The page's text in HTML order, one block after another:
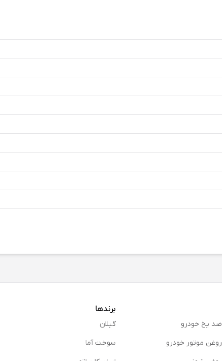
ضد یخ خودرو
روغن موتور خودرو
برندها
گیلان
سوخت آما